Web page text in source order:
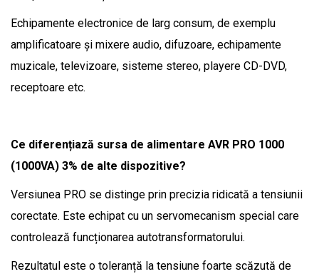
Echipamente electronice de larg consum, de exemplu
amplificatoare și mixere audio, difuzoare, echipamente
muzicale, televizoare, sisteme stereo, playere CD-DVD,
receptoare etc.
Ce diferențiază sursa de alimentare AVR PRO 1000
(1000VA) 3% de alte dispozitive?
Versiunea PRO se distinge prin precizia ridicată a tensiunii
corectate. Este echipat cu un servomecanism special care
controlează funcționarea autotransformatorului.
Rezultatul este o toleranță la tensiune foarte scăzută de